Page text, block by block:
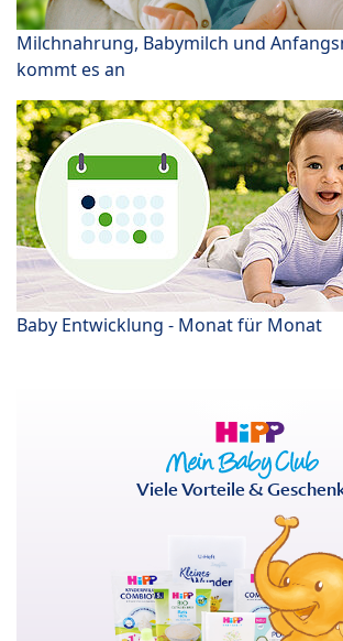
Milchnahrung, Babymilch und
kommt es an
Baby Entwicklung - Monat für Monat
Viele Vorteile &